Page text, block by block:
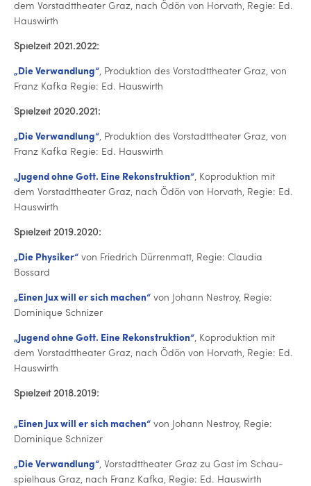
dem Vor­stadt­thea­ter Graz, nach Ödön von Horvath, Regie: Ed.
Hauswirth
Spielzeit 2021.2022:
„Die Ver­wand­lung“, Pro­duk­ti­on des Vor­stadt­thea­ter Graz, von
Franz Kafka Regie: Ed. Hauswirth
Spielzeit 2020.2021:
„Die Ver­wand­lung“, Pro­duk­ti­on des Vor­stadt­thea­ter Graz, von
Franz Kafka Regie: Ed. Hauswirth
„Jugend ohne Gott. Eine Re­kon­struk­ti­on“, Ko­pro­duk­ti­on mit
dem Vor­stadt­thea­ter Graz, nach Ödön von Horvath, Regie: Ed.
Hauswirth
Spielzeit 2019.2020:
„Die Physiker“ von Friedrich Dür­ren­matt, Regie: Claudia
Bossard
„Einen Jux will er sich machen“ von Johann Nestroy, Regie:
Dominique Schnizer
„Jugend ohne Gott. Eine Re­kon­struk­ti­on“, Ko­pro­duk­ti­on mit
dem Vor­stadt­thea­ter Graz, nach Ödön von Horvath, Regie: Ed.
Hauswirth
Spielzeit 2018.2019:
„Einen Jux will er sich machen“ von Johann Nestroy, Regie:
Dominique Schnizer
„Die Ver­wand­lung“, Vor­stadt­thea­ter Graz zu Gast im Schau­
spiel­haus Graz, nach Franz Kafka, Regie: Ed. Hauswirth